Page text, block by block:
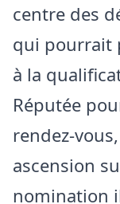
centre des
qui pourrait
à la
Réputée
rendez-
ascension
nomination